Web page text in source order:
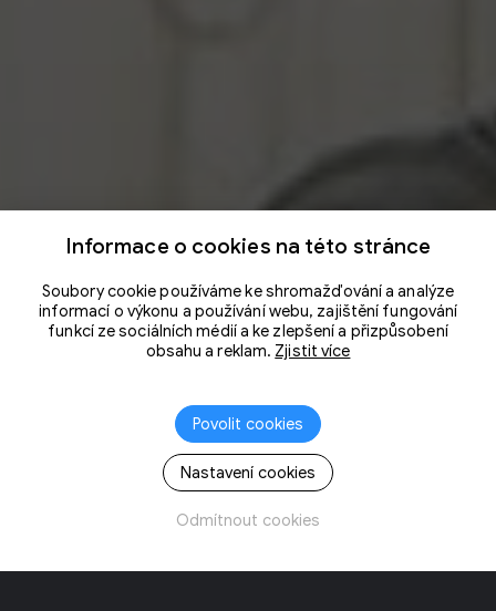
Informace o cookies na této stránce
Soubory cookie používáme ke shromažďování a analýze
informací o výkonu a používání webu, zajištění fungování
funkcí ze sociálních médií a ke zlepšení a přizpůsobení
obsahu a reklam. Zjistit více
Povolit cookies
Nastavení cookies
Odmítnout cookies